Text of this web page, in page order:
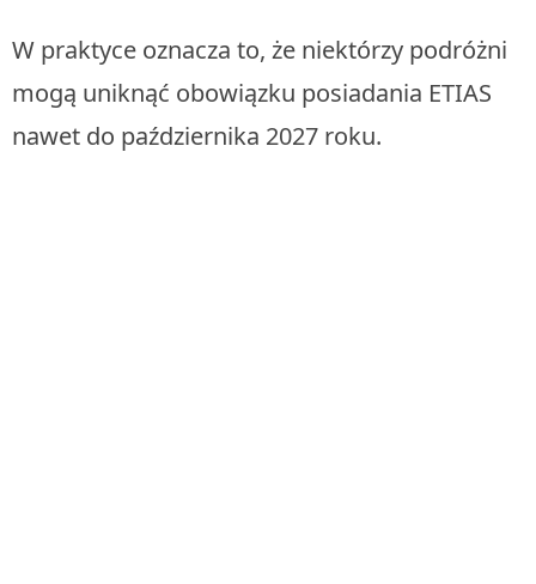
W praktyce oznacza to, że niektórzy podróżni
mogą uniknąć obowiązku posiadania ETIAS
nawet do października 2027 roku.